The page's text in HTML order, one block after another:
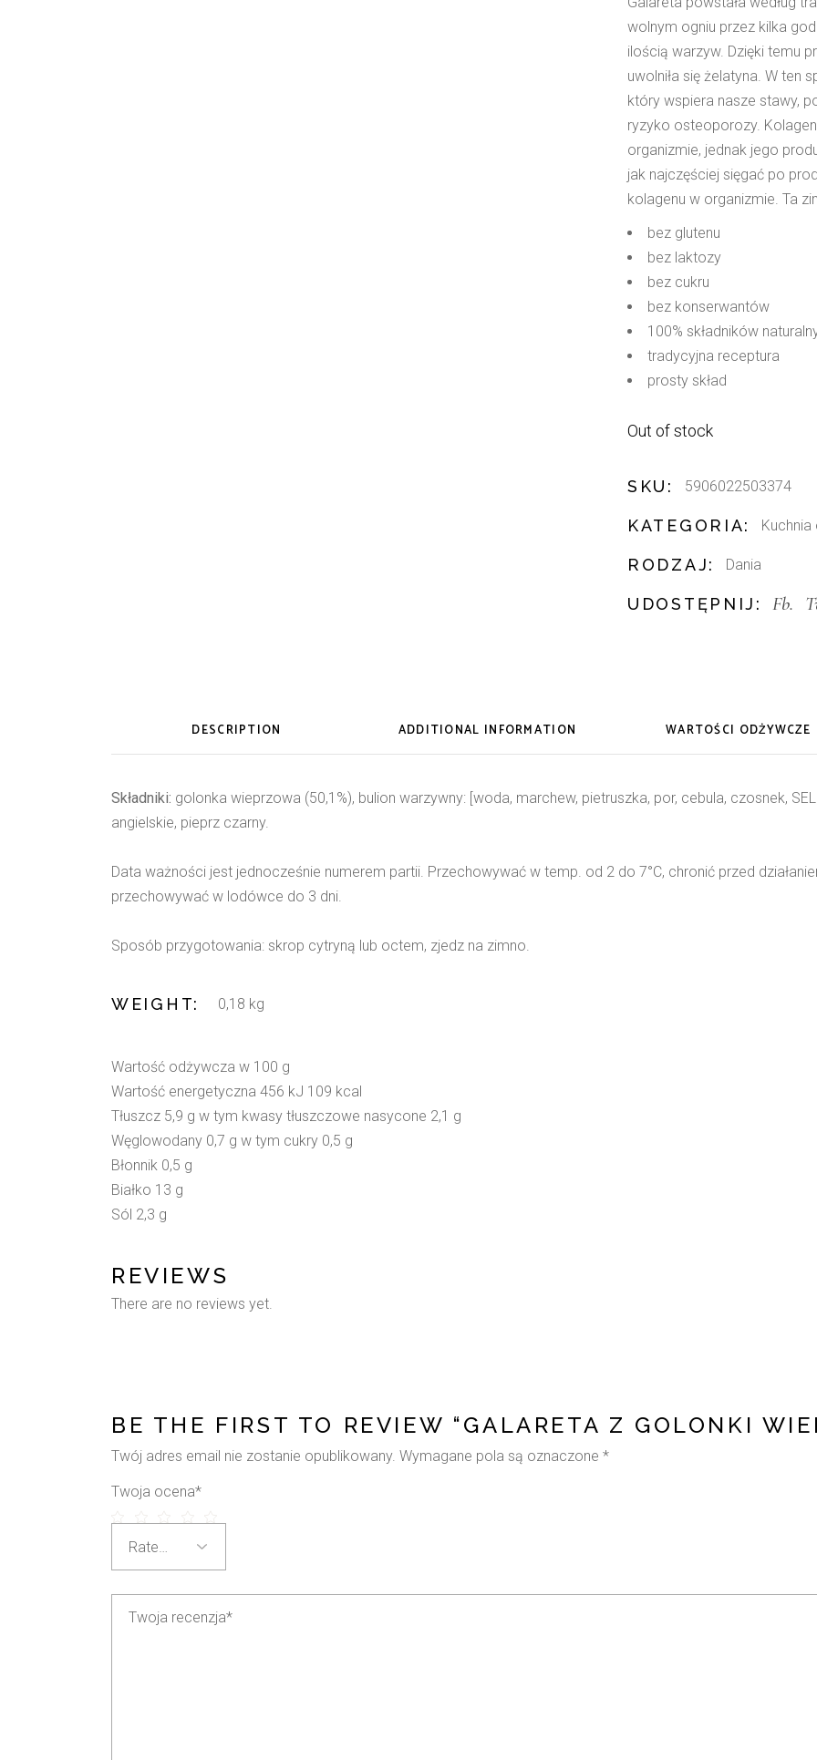
wolnym ogniu przez kilka
ilością warzyw. Dzięki temu
uwolniła się żelatyna. W ten
który wspiera nasze stawy,
ryzyko osteoporozy.
organizmie, jednak jego
jak najczęściej sięgać po
kolagenu w organizmie. Ta
bez glutenu
bez laktozy
bez cukru
bez konserwantów
100% składników
tradycyjna receptura
prosty skład
Out of stock
SKU: 5906022503374
KATEGORIA: Kuchnia
RODZAJ: Dania
UDOSTĘPNIJ: Fb.
DESCRIPTION ADDITIONAL INFORMATION WARTOŚCI ODŻYWCZE
Składniki: golonka wieprzowa (50,1%), bulion warzywny: [woda, marchew, pietruszka, por, cebula, czosnek,
angielskie, pieprz czarny.
Data ważności jest jednocześnie numerem partii. Przechowywać w temp. od 2 do 7°C, chronić przed
przechowywać w lodówce do 3 dni.
Sposób przygotowania: skrop cytryną lub octem, zjedz na zimno.
WEIGHT 0,18 kg
Wartość odżywcza w 100 g
Wartość energetyczna 456 kJ 109 kcal
Tłuszcz 5,9 g w tym kwasy tłuszczowe nasycone 2,1 g
Węglowodany 0,7 g w tym cukry 0,5 g
Błonnik 0,5 g
Białko 13 g
Sól 2,3 g
REVIEWS
There are no reviews yet.
BE THE FIRST TO REVIEW “GALARETA Z GOLONKI
Twój adres email nie zostanie opublikowany. Wymagane pola są oznaczone *
Twoja ocena*